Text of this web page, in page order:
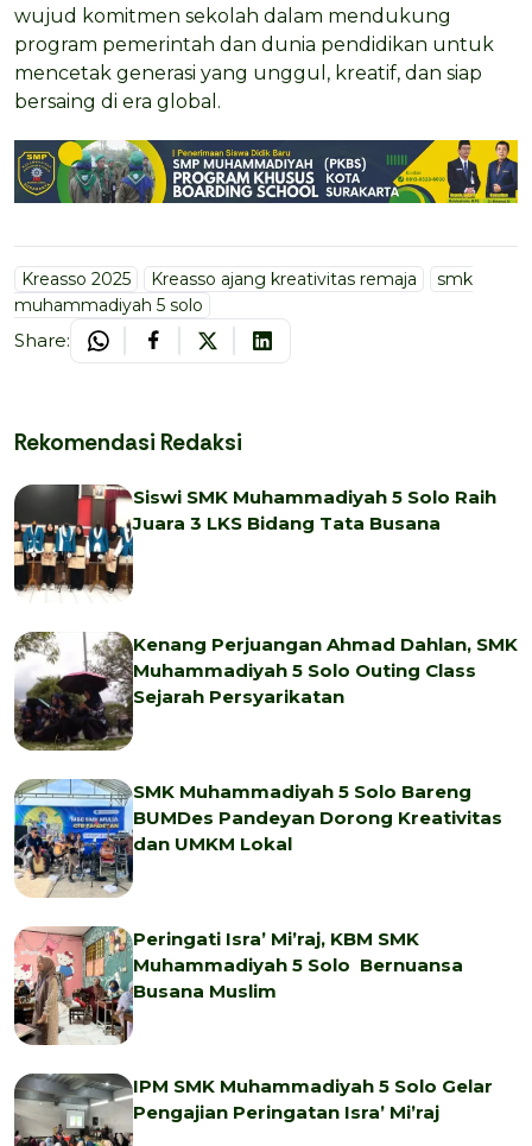
wujud komitmen sekolah dalam mendukung
program pemerintah dan dunia pendidikan untuk
mencetak generasi yang unggul, kreatif, dan siap
bersaing di era global.
Kreasso 2025 Kreasso ajang kreativitas remaja
smk
muhammadiyah 5 solo
Share:
Rekomendasi Redaksi
Siswi SMK Muhammadiyah 5 Solo Raih
Juara 3 LKS Bidang Tata Busana
Kenang Perjuangan Ahmad Dahlan, SMK
Muhammadiyah 5 Solo Outing Class
Sejarah Persyarikatan
SMK Muhammadiyah 5 Solo Bareng
BUMDes Pandeyan Dorong Kreativitas
dan UMKM Lokal
Peringati Isra’ Mi’raj, KBM SMK
Muhammadiyah 5 Solo Bernuansa
Busana Muslim
IPM SMK Muhammadiyah 5 Solo Gelar
Pengajian Peringatan Isra’ Mi’raj